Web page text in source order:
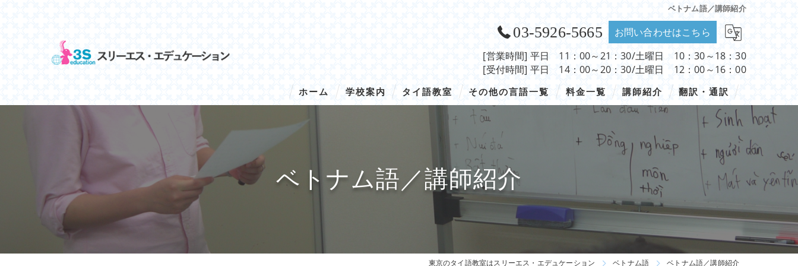
ベトナム語／講師紹介
03-5926-5665
お問い合わせはこちら
[営業時間] 平日 11：00～21：30/土曜日 10：30～18：30
[受付時間] 平日 14：00～20：30/土曜日 12：00～16：00
ホーム 学校案内
アクセス
タイ語教室
タイ語／コース・料金
タイ語／講師紹介
タイ語／留学
その他の言語一覧
韓国語
ベトナム語
インドネシア語
料金一覧 講師紹介 翻訳・通訳
ベトナム語／講師紹介
東京のタイ語教室はスリーエス・エデュケーション ベトナム語 ベトナム語／講師紹介